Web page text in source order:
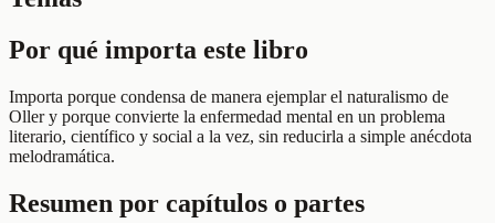
Por qué importa este libro
Importa porque condensa de manera ejemplar el naturalismo de
Oller y porque convierte la enfermedad mental en un problema
literario, científico y social a la vez, sin reducirla a simple anécdota
melodramática.
Resumen por capítulos o partes